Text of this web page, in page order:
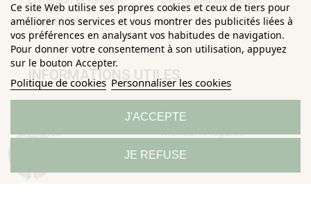
Ce site Web utilise ses propres cookies et ceux de tiers pour
améliorer nos services et vous montrer des publicités liées à
vos préférences en analysant vos habitudes de navigation.
Pour donner votre consentement à son utilisation, appuyez
sur le bouton Accepter.
Politique de cookies Personnaliser les cookies
JE REFUSE
J'ACCEPTE
Click & Collect
FAQ
INFORMATIONS UTILES
Conditions Générales de
Ventes
Confidentialité
Mentions légales
Sitemap